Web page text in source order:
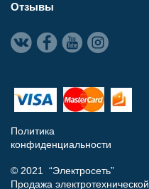
Отзывы
Политика
конфиденциальности
© 2021 “Электросеть”
Продажа электротехнической